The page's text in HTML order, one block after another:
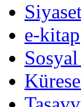
e-kitap